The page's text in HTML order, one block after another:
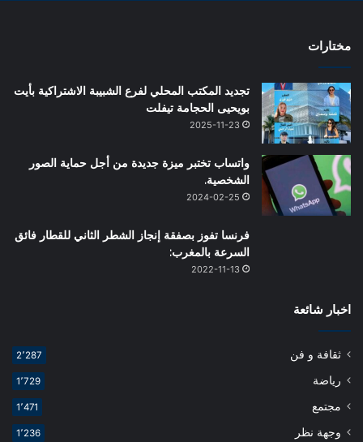
مختارات
تجديد المكتب المحلي لفرع الشبيبة الاشتراكية بأيت
بويحيى الحجامة تيفلت
2025-11-23
واتساب تختبر ميزة جديدة من أجل حماية الصور
الشخصية.
2024-02-25
فرنسا تفوز بصفقة إنجاز الشطر الثاني للقطار فائق
السرعة بالمغرب:
2022-11-13
اخبار شائعة
ثقافة و فن 2٬287
رياضة 1٬729
مجتمع 1٬471
وجهة نظر 1٬236